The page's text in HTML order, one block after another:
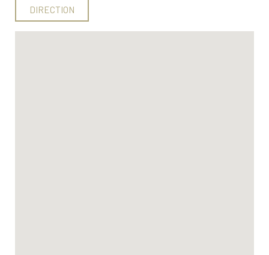
DIRECTION